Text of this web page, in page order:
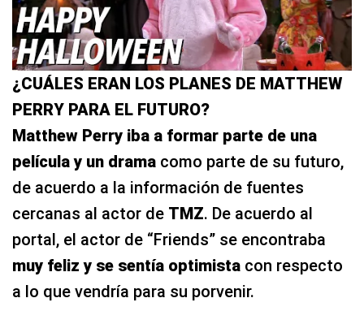
¿CUÁLES ERAN LOS PLANES DE MATTHEW
PERRY PARA EL FUTURO?
Matthew Perry iba a formar parte de una
película y un drama como parte de su futuro,
de acuerdo a la información de fuentes
cercanas al actor de TMZ. De acuerdo al
portal, el actor de “Friends” se encontraba
muy feliz y se sentía optimista con respecto
a lo que vendría para su porvenir.